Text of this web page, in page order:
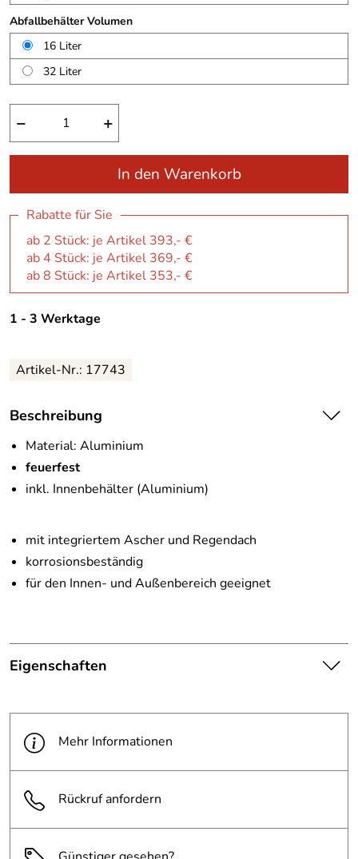
Abfallbehälter Volumen
16 Liter
32 Liter
− +
In den Warenkorb
Rabatte für Sie
ab 2 Stück: je Artikel 393,- €
ab 4 Stück: je Artikel 369,- €
ab 8 Stück: je Artikel 353,- €
1 - 3 Werktage
Artikel-Nr.: 17743
Beschreibung
Material: Aluminium
feuerfest
inkl. Innenbehälter (Aluminium)
mit integriertem Ascher und Regendach
korrosionsbeständig
für den Innen- und Außenbereich geeignet
Eigenschaften
Hinweis
Produktbilder:
stellt keine verbindliche
beachten Sie die
Textbeschreibung.
Farbe:
anthrazit
Mehr Informationen
Rückruf anfordern